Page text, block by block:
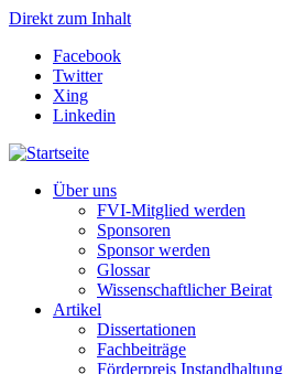
Direkt zum Inhalt
Facebook
Twitter
Xing
Linkedin
Über uns
FVI-Mitglied werden
Sponsoren
Sponsor werden
Glossar
Wissenschaftlicher Beirat
Artikel
Dissertationen
Fachbeiträge
Förderpreis Instandhaltung